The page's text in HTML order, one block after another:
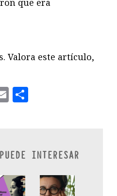
que era
Valora este artículo,
Email
INTERESAR